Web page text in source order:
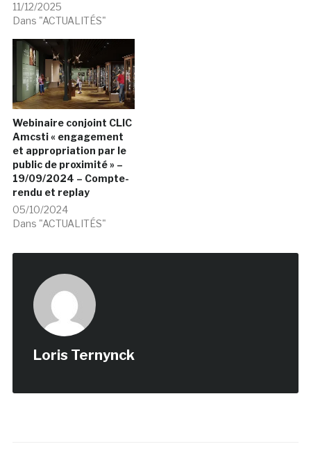
11/12/2025
Dans "ACTUALITÉS"
Webinaire conjoint CLIC
Amcsti « engagement
et appropriation par le
public de proximité » –
19/09/2024 – Compte-
rendu et replay
05/10/2024
Dans "ACTUALITÉS"
Loris Ternynck